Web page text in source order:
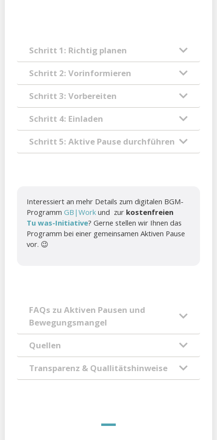
Schritt 1: Richtig planen
Schritt 2: Vorinformieren
Schritt 3: Vorbereiten
Schritt 4: Einladen
Schritt 5: Aktive Pause durchführen
Interessiert an mehr Details zum digitalen BGM-
Programm GB|Work und zur kostenfreien
Tu was-Initiative? Gerne stellen wir Ihnen das
Programm bei einer gemeinsamen Aktiven Pause
vor. 😉
FAQs zu Aktiven Pausen und
Bewegungsmangel
Quellen
Transparenz & Quallitätshinweise